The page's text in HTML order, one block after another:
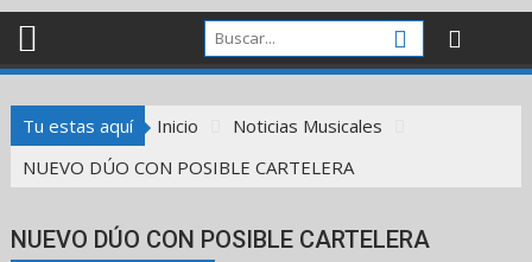
Tu estas aquí Inicio
Noticias Musicales
NUEVO DÚO CON POSIBLE CARTELERA
NUEVO DÚO CON POSIBLE CARTELERA